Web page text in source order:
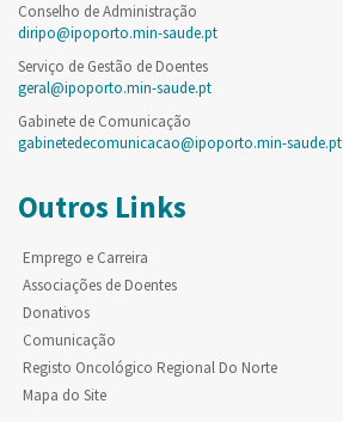
Conselho de Administração
diripo@ipoporto.min-saude.pt
Serviço de Gestão de Doentes
geral@ipoporto.min-saude.pt
Gabinete de Comunicação
gabinetedecomunicacao@ipoporto.min-saude.pt
Outros Links
Emprego e Carreira
Associações de Doentes
Donativos
Comunicação
Registo Oncológico Regional Do Norte
Mapa do Site